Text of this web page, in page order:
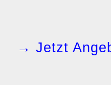
→ Jetzt